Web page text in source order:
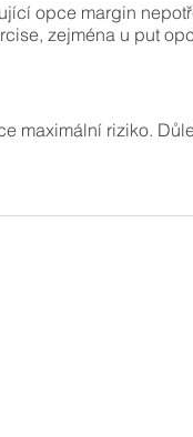
opce margin
zejména u put
maximální riziko.